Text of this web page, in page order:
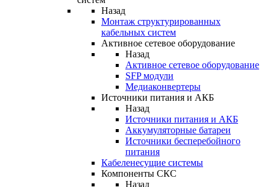
Назад
Монтаж структурированных
кабельных систем
Активное сетевое оборудование
Назад
Активное сетевое оборудование
SFP модули
Медиаконвертеры
Источники питания и АКБ
Назад
Источники питания и АКБ
Аккумуляторные батареи
Источники бесперебойного
питания
Кабеленесущие системы
Компоненты СКС
Назад